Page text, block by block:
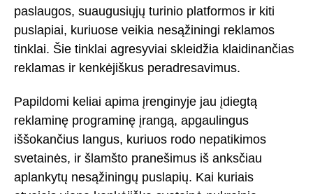
paslaugos, suaugusiųjų turinio platformos ir kiti
puslapiai, kuriuose veikia nesąžiningi reklamos
tinklai. Šie tinklai agresyviai skleidžia klaidinančias
reklamas ir kenkėjiškus peradresavimus.
Papildomi keliai apima įrenginyje jau įdiegtą
reklaminę programinę įrangą, apgaulingus
iššokančius langus, kuriuos rodo nepatikimos
svetainės, ir šlamšto pranešimus iš anksčiau
aplankytų nesąžiningų puslapių. Kai kuriais